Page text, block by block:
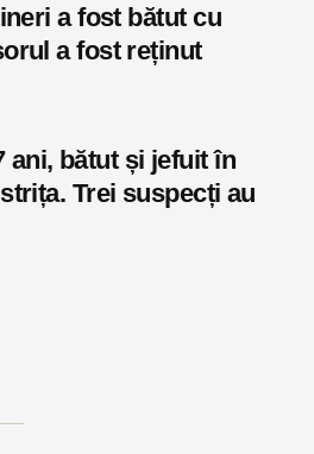
a fost bătut cu
a fost reținut
ani, bătut și jefuit în
Trei suspecți au